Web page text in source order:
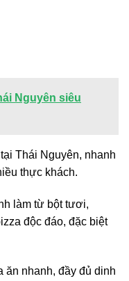
Nguyên siêu
Thái Nguyên, nhanh
thực khách.
làm từ bột tươi,
độc đáo, đặc biệt
nhanh, đầy đủ dinh